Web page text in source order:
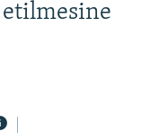
etilmesine